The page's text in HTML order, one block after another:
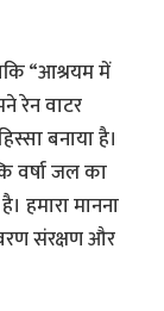
“आश्रयम में
रेन वाटर
बनाया है।
वर्षा जल का
हमारा मानना
संरक्षण और